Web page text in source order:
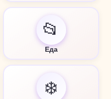
📂
Еда
❄️